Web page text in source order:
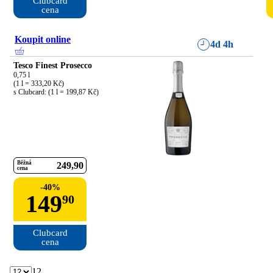
cena
Koupit online 4d 4h
Tesco Finest Prosecco
0,75 l
(1 l = 333,20 Kč)
s Clubcard: (1 l = 199,87 Kč)
Běžná
cena
249 90
-40%
14990
Clubcard
cena